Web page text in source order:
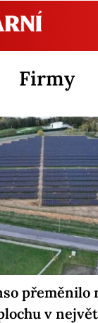
Firmy
přeměnilo
v